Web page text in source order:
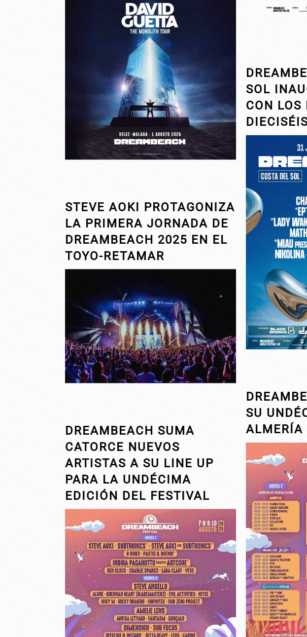
SOL
CON LOS
STEVE AOKI PROTAGONIZA
LA PRIMERA JORNADA DE
DREAMBEACH 2025 EN EL
TOYO-RETAMAR
SU
ALMERÍA
DREAMBEACH SUMA
CATORCE NUEVOS
ARTISTAS A SU LINE UP
PARA LA UNDÉCIMA
EDICIÓN DEL FESTIVAL